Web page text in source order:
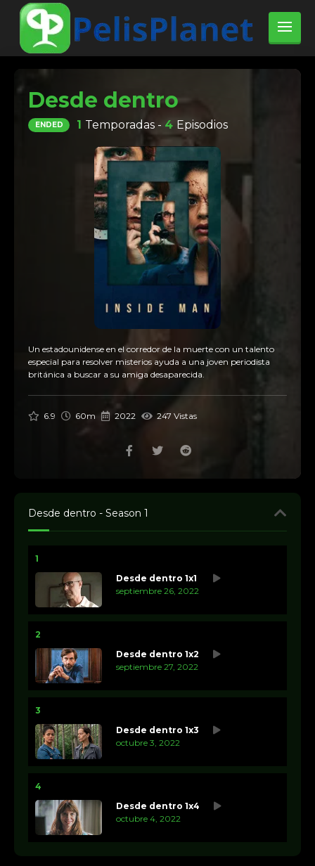
Desde dentro
ENDED 1 Temporadas - 4 Episodios
Un estadounidense en el corredor de la muerte con un talento
especial para resolver misterios ayuda a una joven periodista
británica a buscar a su amiga desaparecida.
6.9 60m 2022 247 Vistas
Desde dentro - Season 1
1
Desde dentro 1x1
septiembre 26, 2022
2
Desde dentro 1x2
septiembre 27, 2022
3
Desde dentro 1x3
octubre 3, 2022
4
Desde dentro 1x4
octubre 4, 2022